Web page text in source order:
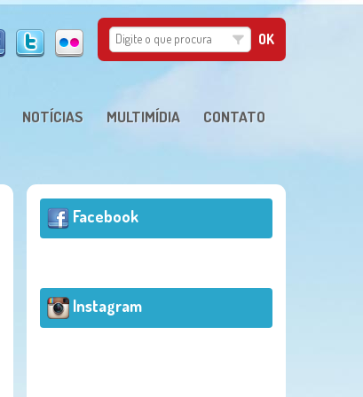
NOTÍCIAS MULTIMÍDIA CONTATO
Facebook
Instagram